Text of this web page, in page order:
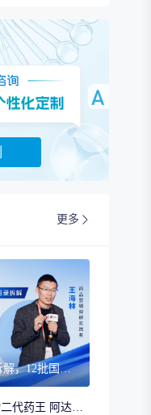
更多
8年首调！2026基药目录拆解，12批国采结果落地，十五五健康规划出台
全球"超级重磅炸弹"药物二代药王 阿达木单抗（第二期）